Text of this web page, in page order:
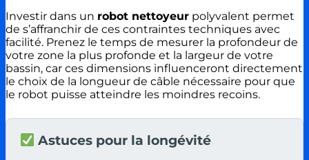
Investir dans un robot nettoyeur polyvalent permet
de s’affranchir de ces contraintes techniques avec
facilité. Prenez le temps de mesurer la profondeur de
votre zone la plus profonde et la largeur de votre
bassin, car ces dimensions influenceront directement
le choix de la longueur de câble nécessaire pour que
le robot puisse atteindre les moindres recoins.
Astuces pour la longévité